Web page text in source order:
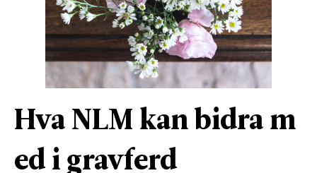
Hva NLM kan bidra m
ed i gravferd